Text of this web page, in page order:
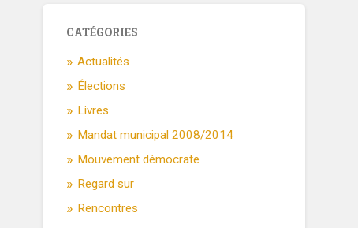
CATÉGORIES
Actualités
Élections
Livres
Mandat municipal 2008/2014
Mouvement démocrate
Regard sur
Rencontres